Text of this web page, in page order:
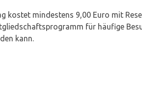
kostet mindestens 9,00 Euro mit
für häufige
kann.